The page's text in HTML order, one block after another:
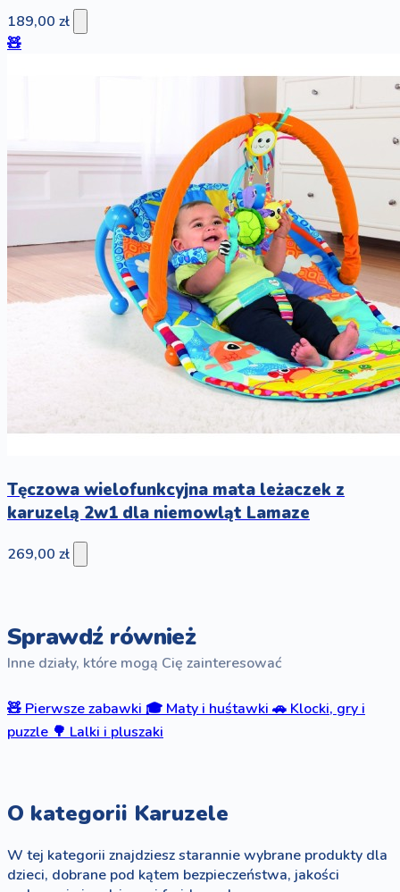
189,00 zł
🧸
Tęczowa wielofunkcyjna mata leżaczek z
karuzelą 2w1 dla niemowląt Lamaze
269,00 zł
Sprawdź również
Inne działy, które mogą Cię zainteresować
🧸 Pierwsze zabawki 🎓 Maty i huśtawki 🚗 Klocki, gry i
puzzle 🌳 Lalki i pluszaki
O kategorii Karuzele
W tej kategorii znajdziesz starannie wybrane produkty dla
dzieci, dobrane pod kątem bezpieczeństwa, jakości